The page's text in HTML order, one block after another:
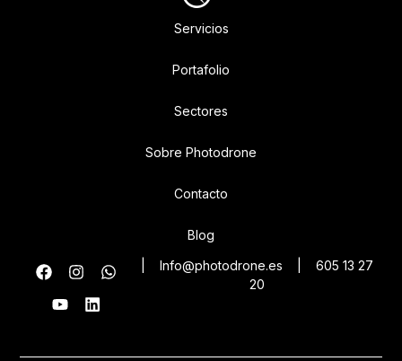
Servicios
Portafolio
Sectores
Sobre Photodrone
Contacto
Blog
Info@photodrone.es
605 13 27
20